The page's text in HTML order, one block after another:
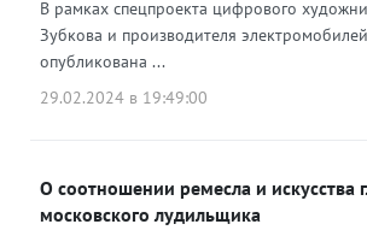
В рамках спецпроекта цифрового
Зубкова и производителя
опубликована ...
29.02.2024 в 19:49:00
О соотношении ремесла и искусства
московского лудильщика